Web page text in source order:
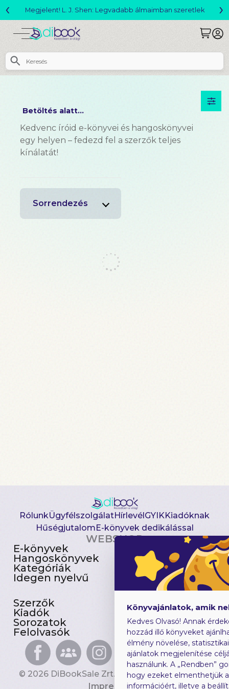
Megjelent! L. J. Shen: Legvadabb álmaimban szeretlek
‹ ›
Betöltés alatt...
Kedvenc íróid e-könyvei és hangoskönyvei
egy helyen – fedezd fel a szerzők teljes
kínálatát!
Sorrendezés
RólunkÜgyfélszolgálatHírlevélGYIKKiadóknak
HűségjutalomE-könyvek dedikálással
WEBSHOP
E-könyvek
Hangoskönyvek
Kategóriák
Idegen nyelvű
Csomagajánlatok
Akciósak
Előjegyezhetők
Újdonságok
Szerzők
Kiadók
Sorozatok
Felolvasók
Gyerekkönyvek
Heti toplista
Ajándékutalvány
Blog
© 2026 DiBookSale Zrt. Minden jog fenntartva.
Impresszum
Könyvajánlatok, amik
Kedves Olvasó! Annak
hozzád illő könyveket
élmény növelése,
ajánlatok megjelenítése
használunk. A „Rendben”
hogy ezeket elmenthetjük
információért, illetve a